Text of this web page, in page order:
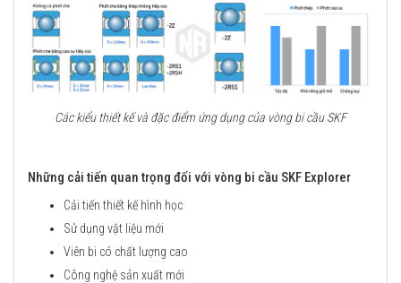
Các kiểu thiết kế và đặc điểm ứng dụng của vòng bi cầu SKF
Những cải tiến quan trọng đối với vòng bi cầu SKF Explorer
Cải tiến thiết kế hình học
Sử dụng vật liệu mới
Viên bi có chất lượng cao
Công nghệ sản xuất mới